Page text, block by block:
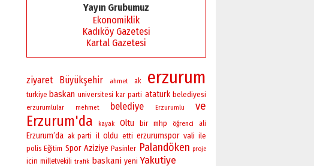
Yayın Grubumuz
Ekonomiklik
Kadıköy Gazetesi
Kartal Gazetesi
ziyaret Büyükşehir ahmet ak erzurum
turkiye baskan universitesi kar parti ataturk belediyesi
erzurumlular mehmet belediye Erzurumlu ve
Erzurum'da kayak Oltu bir mhp öğrenci ali
Erzurum’da ak parti il oldu etti erzurumspor vali ile
polis Eğitim Spor Aziziye Pasinler Palandöken proje
icin milletvekili trafik baskani yeni Yakutiye